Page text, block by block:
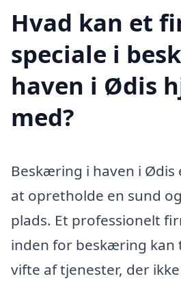
Hvad kan et
speciale i
haven i Ødis
med?
Beskæring i haven i Ødis
at opretholde en sund
plads. Et professionelt
inden for beskæring kan
vifte af tjenester, der